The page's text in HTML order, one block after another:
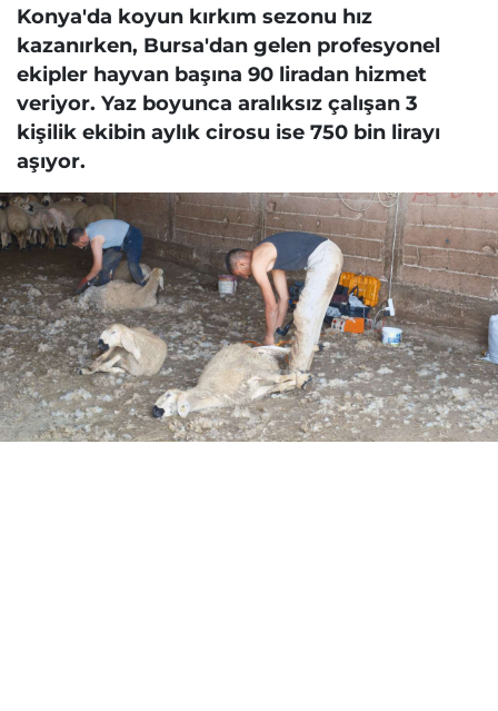
Konya'da koyun kırkım sezonu hız
kazanırken, Bursa'dan gelen profesyonel
ekipler hayvan başına 90 liradan hizmet
veriyor. Yaz boyunca aralıksız çalışan 3
kişilik ekibin aylık cirosu ise 750 bin lirayı
aşıyor.